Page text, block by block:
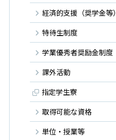
経済的支援（奨学金等）
特待生制度
学業優秀者奨励金制度
課外活動
指定学生寮
取得可能な資格
単位・授業等